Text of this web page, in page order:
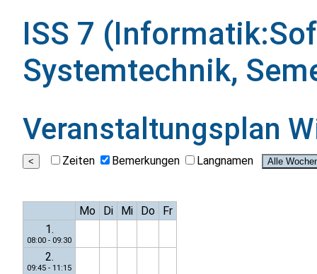
ISS 7
Systemtechnik,
Veranstaltungsplan
Zeiten Bemerkungen Langnamen
Mo Di Mi Do
Fr
1.
08:00 - 09:30
2.
09:45 - 11:15